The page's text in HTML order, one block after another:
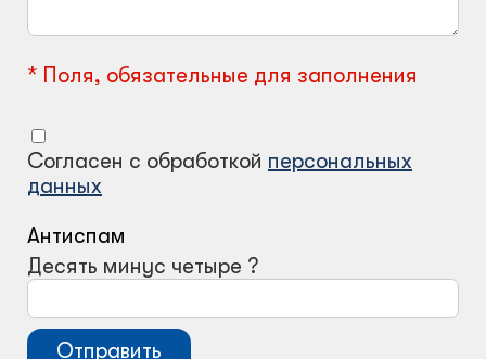
Поля, обязательные для заполнения
Согласен с обработкой персональных
данных
Антиспам
Десять минус четыре ?